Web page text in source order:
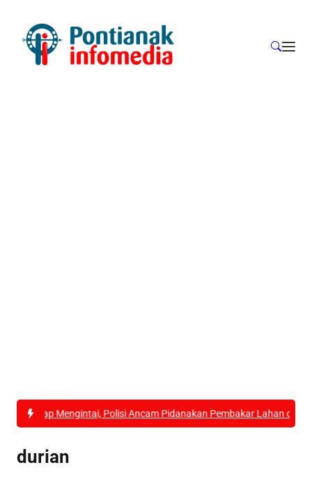
Asap Mengintai, Polisi Ancam Pidanakan Pembakar Lahan di Kubu
durian